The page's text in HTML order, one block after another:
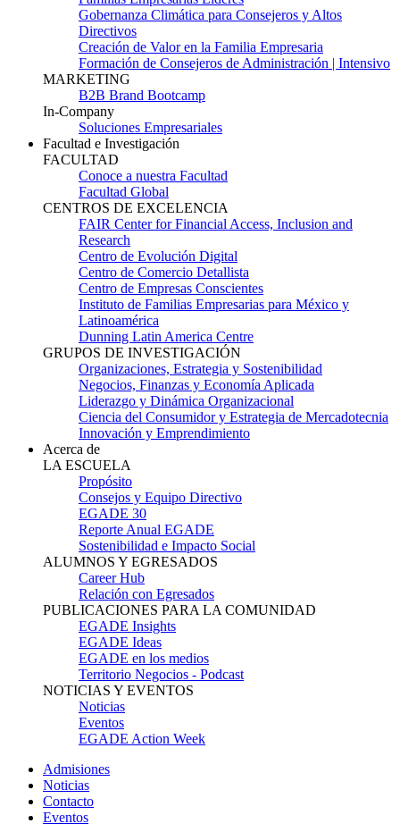
Gobernanza Climática para Consejeros y Altos
Directivos
Creación de Valor en la Familia Empresaria
Formación de Consejeros de Administración | Intensivo
MARKETING
B2B Brand Bootcamp
In-Company
Soluciones Empresariales
Facultad e Investigación
FACULTAD
Conoce a nuestra Facultad
Facultad Global
CENTROS DE EXCELENCIA
FAIR Center for Financial Access, Inclusion and
Research
Centro de Evolución Digital
Centro de Comercio Detallista
Centro de Empresas Conscientes
Instituto de Familias Empresarias para México y
Latinoamérica
Dunning Latin America Centre
GRUPOS DE INVESTIGACIÓN
Organizaciones, Estrategia y Sostenibilidad
Negocios, Finanzas y Economía Aplicada
Liderazgo y Dinámica Organizacional
Ciencia del Consumidor y Estrategia de Mercadotecnia
Innovación y Emprendimiento
Acerca de
LA ESCUELA
Propósito
Consejos y Equipo Directivo
EGADE 30
Reporte Anual EGADE
Sostenibilidad e Impacto Social
ALUMNOS Y EGRESADOS
Career Hub
Relación con Egresados
PUBLICACIONES PARA LA COMUNIDAD
EGADE Insights
EGADE Ideas
EGADE en los medios
Territorio Negocios - Podcast
NOTICIAS Y EVENTOS
Noticias
Eventos
EGADE Action Week
Admisiones
Noticias
Contacto
Eventos